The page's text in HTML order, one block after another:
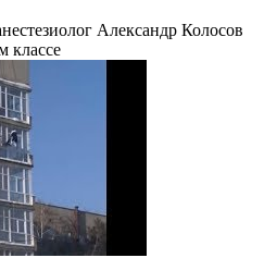
Александр Колосов
классе